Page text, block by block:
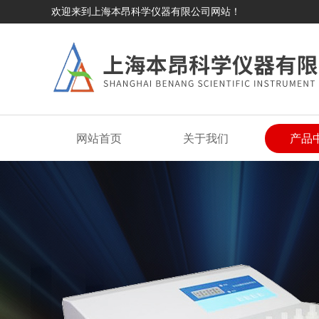
欢迎来到上海本昂科学仪器有限公司网站！
网站首页 关于我们 产品